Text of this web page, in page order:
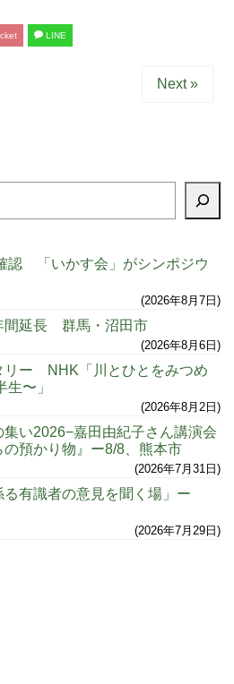
LINE
Next »
認 「いかす会」がシンポジウ
2026年8月7日
間延長 群馬・沼田市
2026年8月6日
リー NHK「川とひとをみつめ
〜」
2026年8月2日
い2026−嘉田由紀子さん講演会
の預かり物』ー8/8、熊本市
2026年7月31日
有識者の意見を聞く場」ー
2026年7月29日